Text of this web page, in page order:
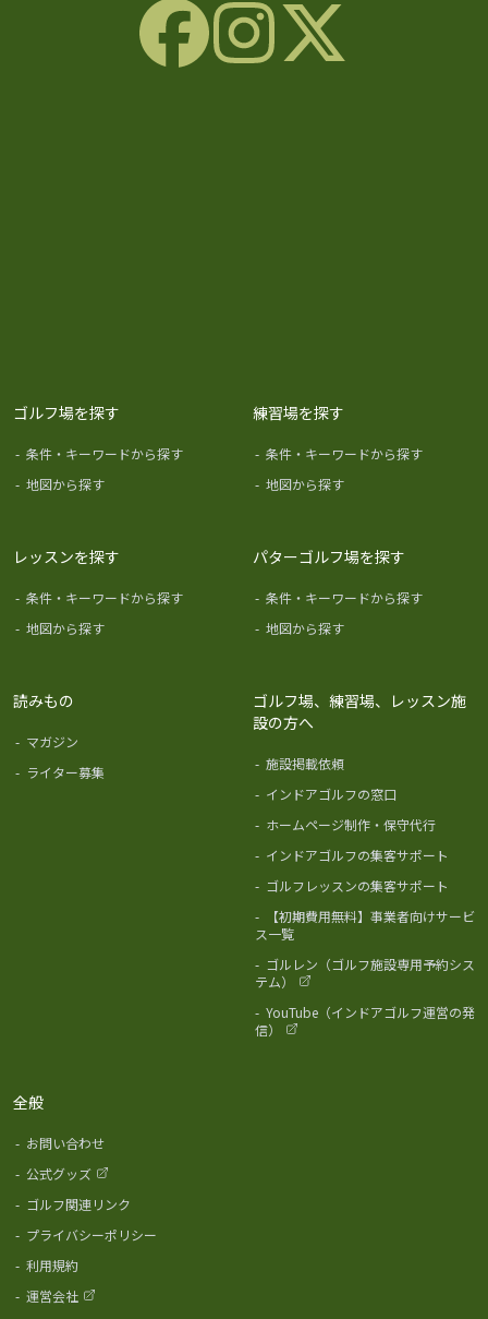
ゴルフ場を探す
- 条件・キーワードから探す
- 地図から探す
練習場を探す
- 条件・キーワードから探す
- 地図から探す
レッスンを探す
- 条件・キーワードから探す
- 地図から探す
パターゴルフ場を探す
- 条件・キーワードから探す
- 地図から探す
読みもの
- マガジン
- ライター募集
ゴルフ場、練習場、レッスン施
設の方へ
- 施設掲載依頼
- インドアゴルフの窓口
- ホームページ制作・保守代行
- インドアゴルフの集客サポート
- ゴルフレッスンの集客サポート
-
【初期費用無料】事業者向けサービ
ス一覧
- ゴルレン（ゴルフ施設専用予約シス
テム）
- YouTube（インドアゴルフ運営の発
信）
全般
- お問い合わせ
- 公式グッズ
- ゴルフ関連リンク
- プライバシーポリシー
- 利用規約
- 運営会社